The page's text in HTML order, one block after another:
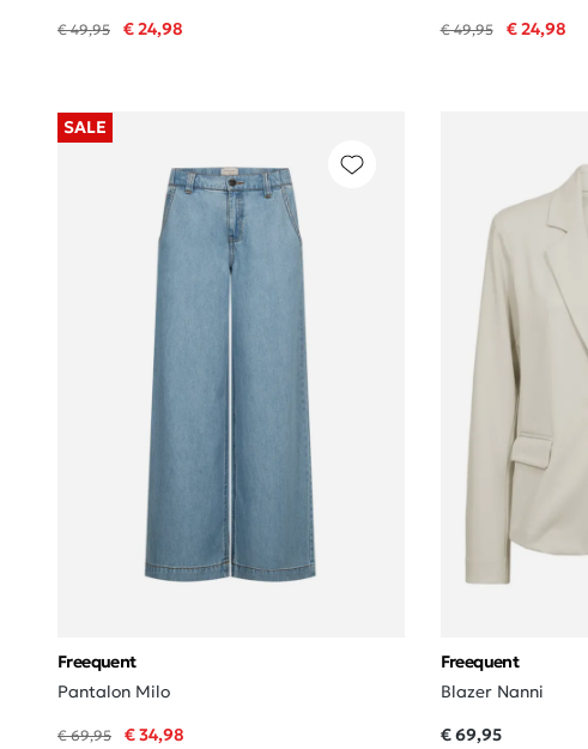
€ 49,95 € 24,98 € 49,95 € 24,98
SALE
Freequent
Pantalon Milo
€ 69,95 € 34,98
Freequent
Blazer Nanni
€ 69,95